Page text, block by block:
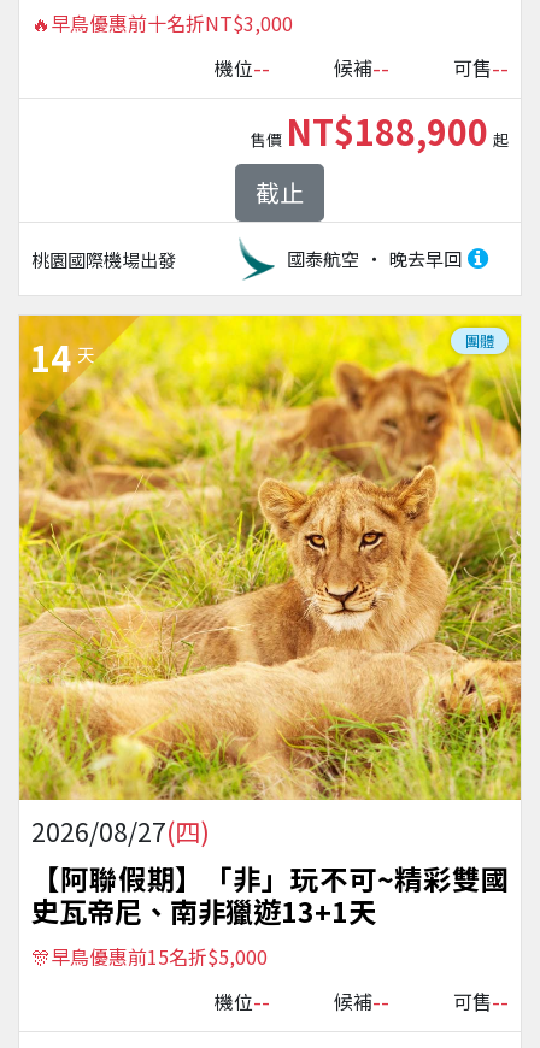
🔥早鳥優惠前十名折NT$3,000
機位-- 候補-- 可售--
桃園國際機場出發 國泰航空 晚去早回
售價 NT$188,900 起
截止
14 天
團體
2026/08/27(四)
【阿聯假期】「非」玩不可~精彩雙國
史瓦帝尼、南非獵遊13+1天
🎊早鳥優惠前15名折$5,000
機位-- 候補-- 可售--